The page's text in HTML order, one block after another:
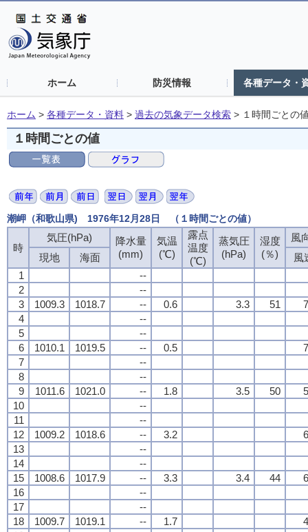
ホーム 防災情報 各種データ・
ホーム > 各種データ・資料 > 過去の気象データ検索 > １時間ごとの
１時間ごとの値
潮岬（和歌山県) 1976年12月28日 （１時間ごとの値）
時
気圧(hPa)
降水量
(mm)
気温
(℃)
露点
温度
(℃)
蒸気圧
(hPa)
湿度
(％)
風
現地
海面
風
1
--
2
--
3
1009.3 1018.7 -- 0.6 3.3 51
4
--
5
--
6
1010.1 1019.5 -- 0.5
7
--
8
--
9
1011.6 1021.0 -- 1.8 3.5 50
10
--
11
--
12
1009.2 1018.6 -- 3.2
13
--
14
--
15
1008.6 1017.9 -- 3.3 3.4 44
16
--
17
--
18
1009.7 1019.1 -- 1.7